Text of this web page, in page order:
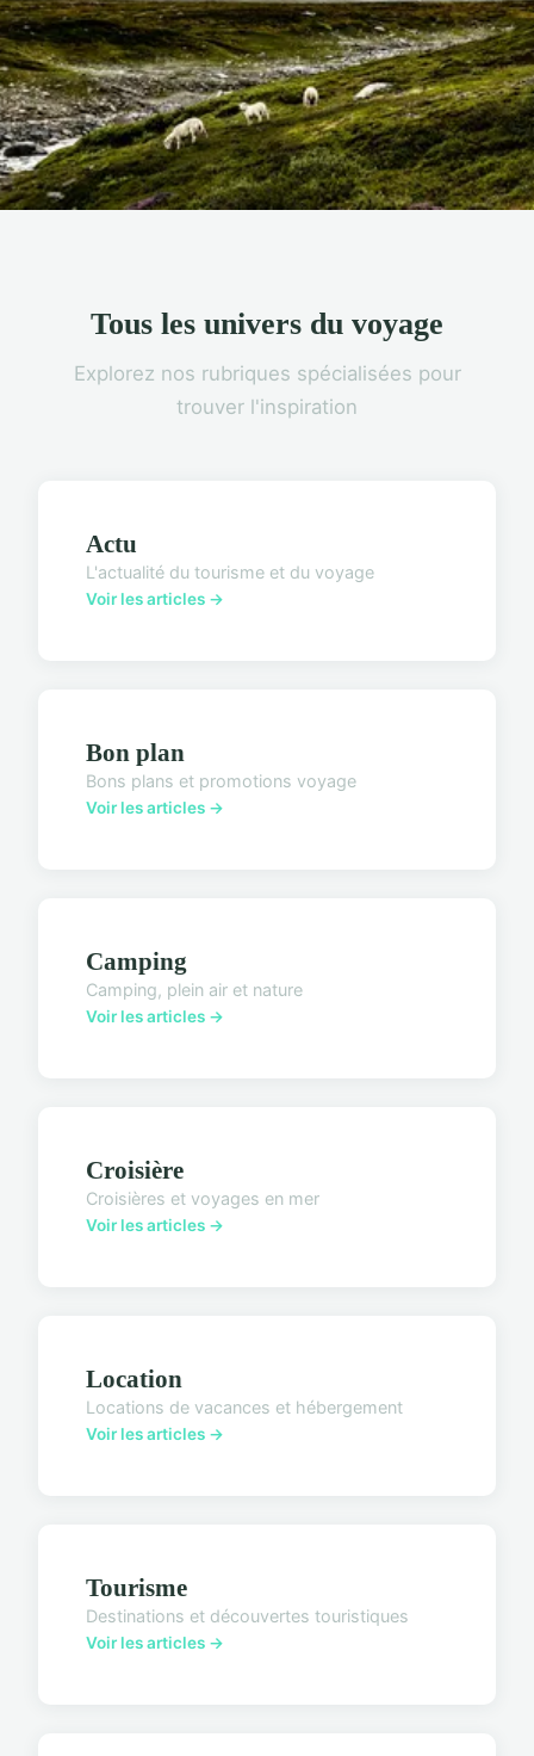
Tous les univers du voyage
Explorez nos rubriques spécialisées pour
trouver l'inspiration
Actu
L'actualité du tourisme et du voyage
Voir les articles →
Bon plan
Bons plans et promotions voyage
Voir les articles →
Camping
Camping, plein air et nature
Voir les articles →
Croisière
Croisières et voyages en mer
Voir les articles →
Location
Locations de vacances et hébergement
Voir les articles →
Tourisme
Destinations et découvertes touristiques
Voir les articles →